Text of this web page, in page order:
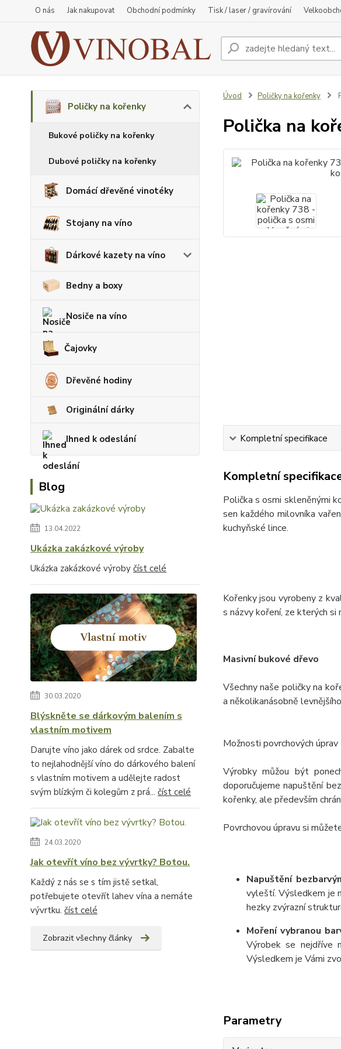
O nás Jak nakupovat Obchodní podmínky Tisk / laser / gravírování
Poličky na kořenky
Bukové poličky na kořenky
Dubové poličky na kořenky
Domácí dřevěné vinotéky
Stojany na víno
Dárkové kazety na víno
Bedny a boxy
Nosiče na víno
Čajovky
Dřevěné hodiny
Originální dárky
Ihned k odeslání
Blog
13.04.2022
Ukázka zakázkové výroby
Ukázka zakázkové výroby číst celé
30.03.2020
Blýskněte se dárkovým balením s
vlastním motivem
Darujte víno jako dárek od srdce. Zabalte
to nejlahodnější víno do dárkového balení
s vlastním motivem a udělejte radost
svým blízkým či kolegům z prá... číst celé
24.03.2020
Jak otevřít víno bez vývrtky? Botou.
Každý z nás se s tím jistě setkal,
potřebujete otevřít lahev vína a nemáte
vývrtku. číst celé
Zobrazit všechny články
Úvod Poličky na kořenky
Polička na
Kompletní specifikace
Kompletní
Polička s osmi skleněnými
sen každého milovníka
kuchyňské lince.
Kořenky jsou vyrobeny z
s názvy koření, ze kterých
Masivní bukové dřevo
Všechny naše poličky na
a několikanásobně
Možnosti povrchových úprav
Výrobky můžou být
doporučujeme napuštění
kořenky, ale především
Povrchovou úpravu si
Napuštění
vyleští. Výsledkem je
hezky zvýrazní
Moření vybranou
Výrobek se nejdříve
Výsledkem je Vámi
Parametry